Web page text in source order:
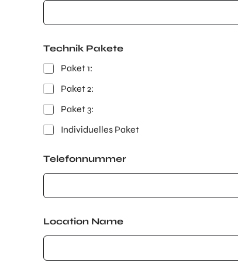
N
m
e
Technik Pakete
Paket 1:
Paket 2:
Paket 3:
Individuelles Paket
Telefonnummer
Location Name